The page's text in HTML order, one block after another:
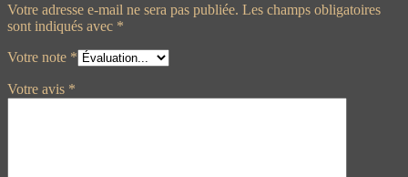
Votre adresse e-mail ne sera pas publiée. Les champs obligatoires
sont indiqués avec *
Votre note *
Votre avis *